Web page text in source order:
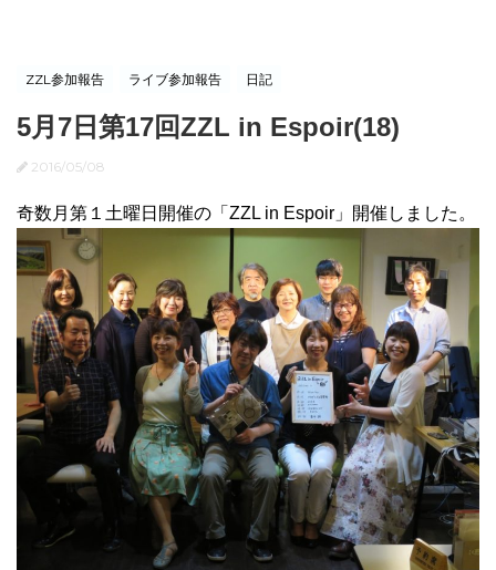
ZZL参加報告 ライブ参加報告 日記
5月7日第17回ZZL in Espoir(18)
2016/05/08
奇数月第１土曜日開催の「ZZL in Espoir」開催しました。